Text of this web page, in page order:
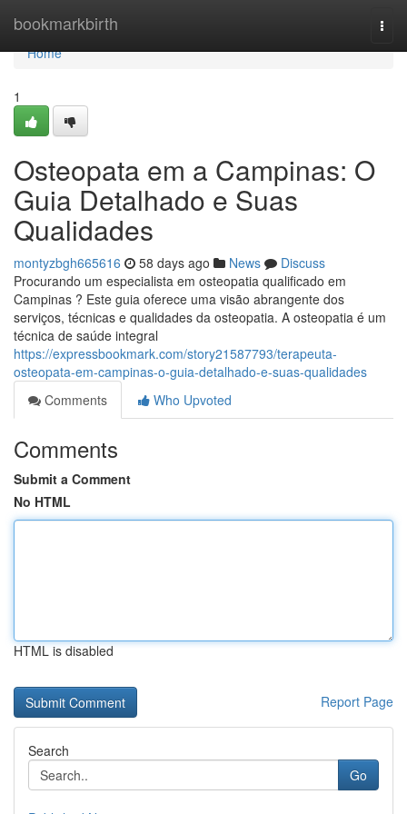
bookmarkbirth
Home
Home
1
Osteopata em a Campinas: O
Guia Detalhado e Suas
Qualidades
montyzbgh665616 58 days ago News
Discuss
Procurando um especialista em osteopatia qualificado em
Campinas ? Este guia oferece uma visão abrangente dos
serviços, técnicas e qualidades da osteopatia. A osteopatia é um
técnica de saúde integral
https://expressbookmark.com/story21587793/terapeuta-
osteopata-em-campinas-o-guia-detalhado-e-suas-qualidades
Comments
Who Upvoted
Comments
Submit a Comment
No HTML
HTML is disabled
Report Page
Search
Go